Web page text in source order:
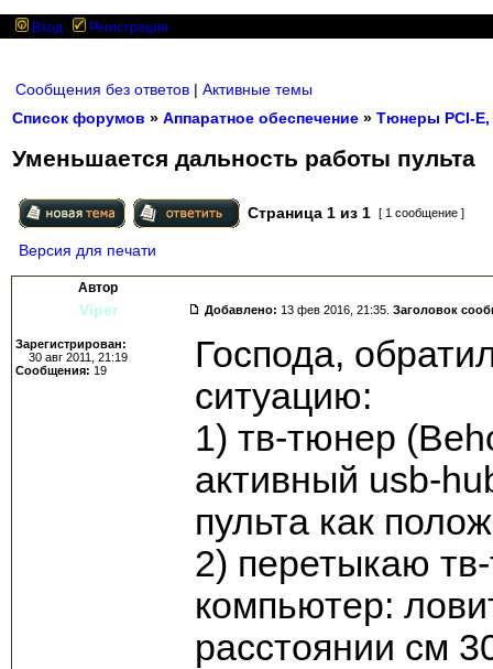
Вход Регистрация
Сообщения без ответов | Активные темы
Список форумов » Аппаратное обеспечение » Тюнеры PCI-E,
Уменьшается дальность работы пульта
Страница 1 из 1 [ 1 сообщение ]
Версия для печати
Автор
Viper Добавлено: 13 фев 2016, 21:35. Заголовок
Зарегистрирован:
30 авг 2011, 21:19
Сообщения: 19
Господа,
ситуацию:
1) тв-тюнер
активный usb-
пульта как
2) перетыкаю
компьютер:
расстоянии см